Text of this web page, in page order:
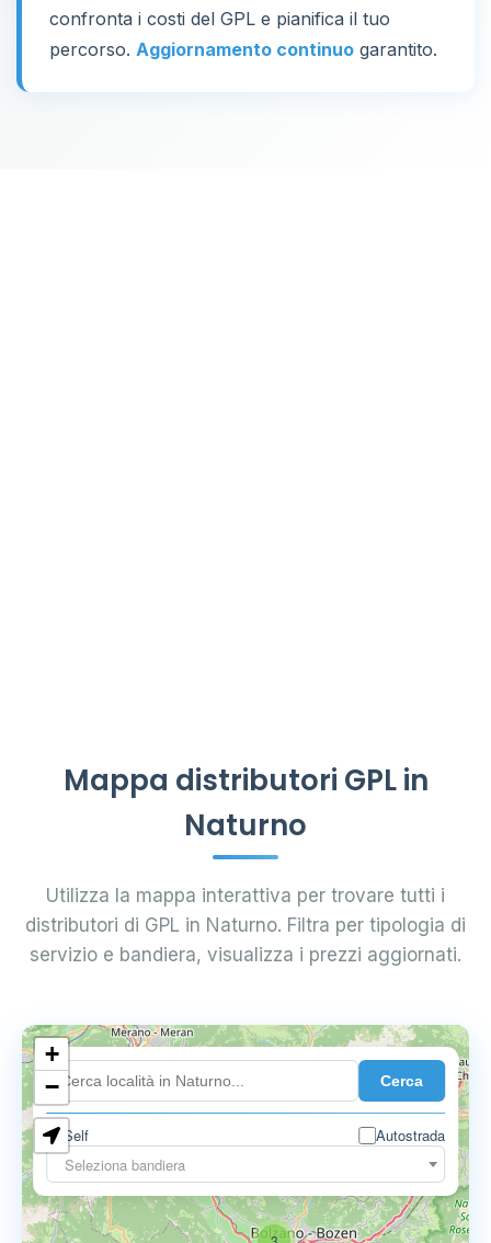
confronta i costi del GPL e pianifica il tuo
percorso. Aggiornamento continuo garantito.
Mappa distributori GPL in
Naturno
Utilizza la mappa interattiva per trovare tutti i
distributori di GPL in Naturno. Filtra per tipologia di
servizio e bandiera, visualizza i prezzi aggiornati.
Cerca
Self
Autostrada
Seleziona bandiera
3
+
−